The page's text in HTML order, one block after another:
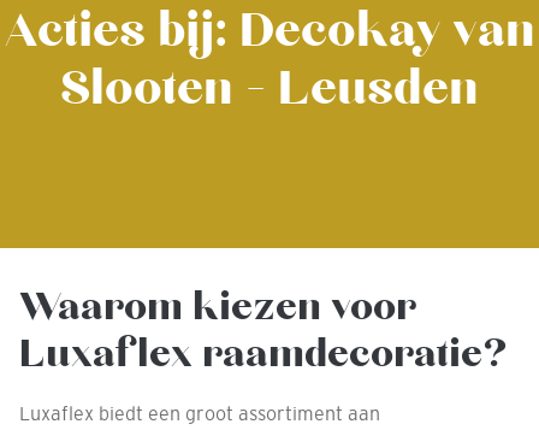
Acties bij: Decokay van
Slooten - Leusden
Waarom kiezen voor
Luxaflex raamdecoratie?
Luxaflex biedt een groot assortiment aan